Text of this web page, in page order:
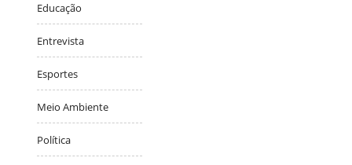
Educação
Entrevista
Esportes
Meio Ambiente
Política